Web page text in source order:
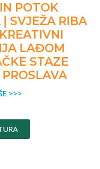
POTOK
SVJEŽA RIBA
LAĐOM
STAZE
>>>